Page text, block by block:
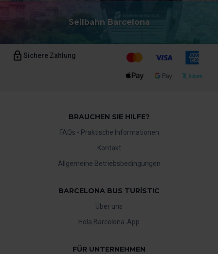
Seilbahn Barcelona
Sichere Zahlung
BRAUCHEN SIE HILFE?
FAQs - Praktische Informationen
Kontakt
Allgemeine Betriebsbedingungen
BARCELONA BUS TURÍSTIC
Über uns
Hola Barcelona-App
FÜR UNTERNEHMEN